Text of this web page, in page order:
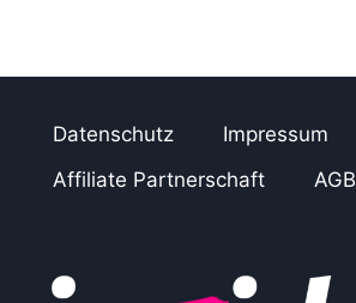
Datenschutz
Impressum
Affiliate Partnerschaft
AGB